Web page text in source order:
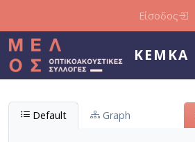
Είσοδος
ΚΕΜΚΑ
Default Graph